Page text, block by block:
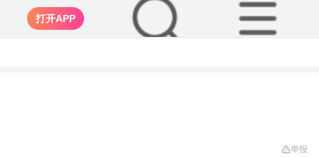
打开APP
举报